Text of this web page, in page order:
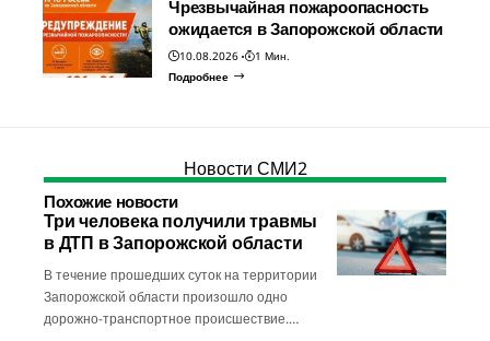
Чрезвычайная пожароопасность
ожидается в Запорожской области
10.08.2026
1 Мин.
Подробнее
Новости СМИ2
Похожие новости
Три человека получили травмы
в ДТП в Запорожской области
В течение прошедших суток на территории
Запорожской области произошло одно
дорожно-транспортное происшествие.…